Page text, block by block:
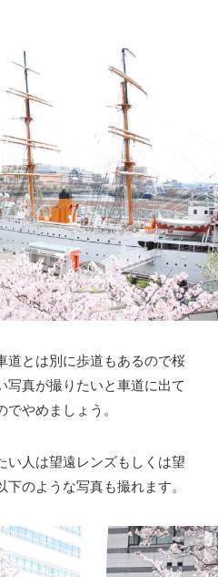
道とは別に歩道もあるので桜
写真が撮りたいと車道に出て
やめましょう。
い人は望遠レンズもしくは望
のような写真も撮れます。